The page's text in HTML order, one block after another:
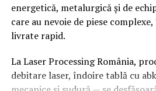
componente în serii mici pentru
amploare.
și echipamente
Tipul mărfii— paleți, cutii,
componente industriale
Greutatea și dimensiunea
benzii, distanța dintre role
Viteza de transport
energetică, metalurgică și de
care au nevoie de piese
livrate rapid.
La Laser Processing România,
debitare laser, îndoire tablă cu